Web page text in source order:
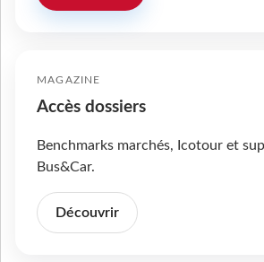
MAGAZINE
Accès dossiers
Benchmarks marchés, Icotour et
Bus&Car.
Découvrir